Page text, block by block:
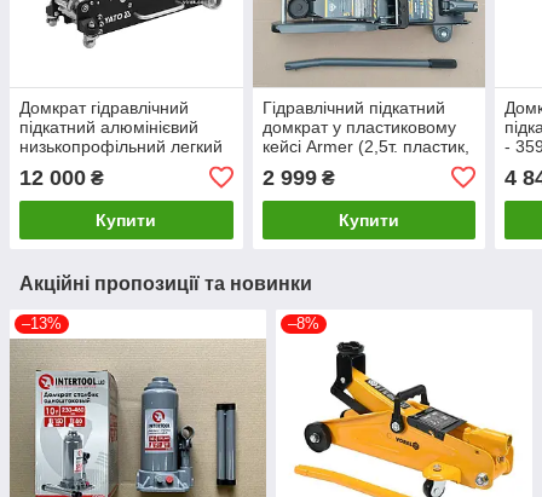
Домкрат гідравлічний
підкатний алюмінієвий
низькопрофільний легкий
YATO: 2.5 т, H= 100 - 465
мм
12 000 ₴
Купити
Гідравлічний підкатний
домкрат у пластиковому
кейсі Armer (2,5т. пластик,
08LPVC
2 999₴
Купити
-
4
Акційні пропозиції та новинки
–13% –8%